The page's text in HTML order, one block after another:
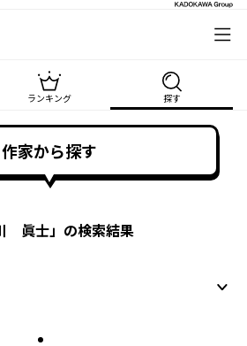
ミ
ランキング 探す
作家から探す
眞士」の検索結果